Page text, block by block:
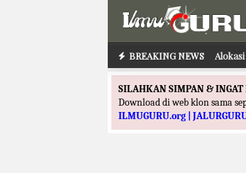
BREAKING NEWS
SILAHKAN SIMPAN &
Download di web klon sama
ILMUGURU.org |